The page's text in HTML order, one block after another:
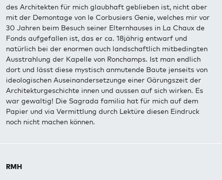
des Architekten für mich glaubhaft geblieben ist, nicht aber
mit der Demontage von le Corbusiers Genie, welches mir vor
30 Jahren beim Besuch seiner Elternhauses in La Chaux de
Fonds aufgefallen ist, das er ca. 18jährig entwarf und
natürlich bei der enormen auch landschaftlich mitbedingten
Ausstrahlung der Kapelle von Ronchamps. Ist man endlich
dort und lässt diese mystisch anmutende Baute jenseits von
ideologischen Auseinandersetzunge einer Gärungszeit der
Architekturgeschichte innen und aussen auf sich wirken. Es
war gewaltig! Die Sagrada familia hat für mich auf dem
Papier und via Vermittlung durch Lektüre diesen Eindruck
noch nicht machen können.
RMH